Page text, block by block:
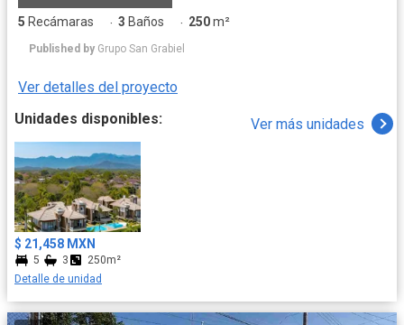
5 Recámaras · 3 Baños · 250m²
Published by Grupo San Grabiel
Ver detalles del proyecto
Unidades disponibles:
Ver más unidades
$ 21,458 MXN
5 3
250m²
Detalle de unidad